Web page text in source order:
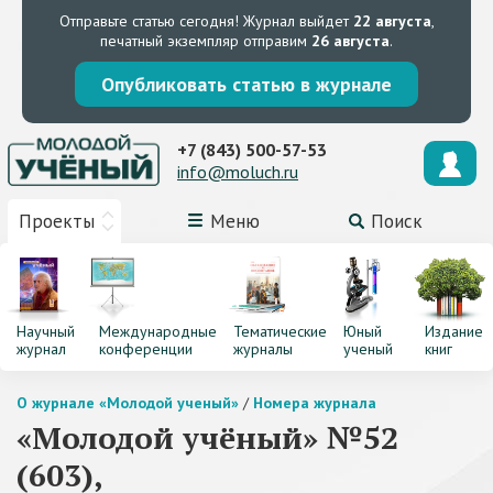
Отправьте статью сегодня! Журнал выйдет 22 августа,
печатный экземпляр отправим 26 августа.
Опубликовать статью в журнале
Проекты Меню Поиск
+7 (843) 500-57-53
info@moluch.ru
Научный
журнал
Международные
конференции
Тематические
журналы
Юный
ученый
Издание
книг
О журнале «Молодой ученый» / Номера журнала
«Молодой учёный» №52
(603),